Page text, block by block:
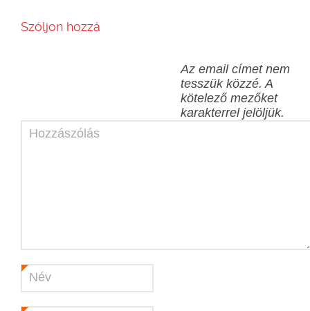
Szóljon hozzá
Az email címet nem
tesszük közzé. A
kötelező mezőket
karakterrel jelöljük.
Hozzászólás
Név